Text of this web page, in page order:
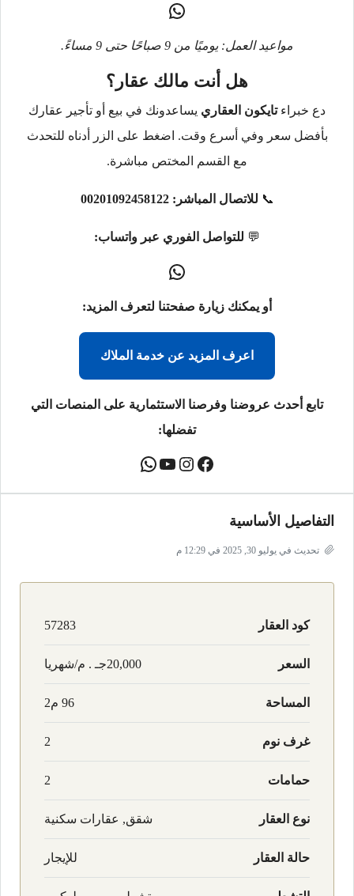
مواعيد العمل: يوميًا من 9 صباحًا حتى 9 مساءً.
هل أنت مالك عقار؟
دع خبراءتايكون العقاري يساعدونك في بيع أو تأجير عقارك
بأفضل سعر وفي أسرع وقت. اضغط على الزر أدناه للتحدث
مع القسم المختص مباشرة.
📞 للاتصال المباشر: 00201092458122
💬 للتواصل الفوري عبر واتساب:
أو يمكنك زيارة صفحتنا لتعرف المزيد:
اعرف المزيد عن خدمة الملاك
تابع أحدث عروضنا وفرصنا الاستثمارية على المنصات التي
تفضلها:
التفاصيل الأساسية
تحديث في يوليو 30, 2025 في 12:29 م
كود العقار 57283
السعر 20,000جـ . م/شهريا
المساحة 96 م2
غرف نوم 2
حمامات 2
نوع العقار شقق, عقارات سكنية
حالة العقار للإيجار